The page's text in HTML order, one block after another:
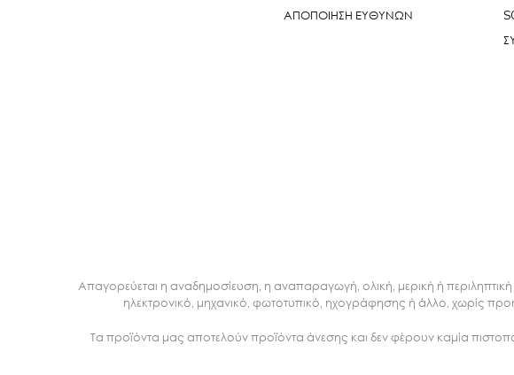
ΑΠΟΠΟΙΗΣΗ ΕΥΘΥΝΩΝ
Απαγορεύεται η αναδημοσίευση, η αναπαραγωγή, ολική, μερική ή
ηλεκτρονικό, μηχανικό, φωτοτυπικό, ηχογράφησης ή άλλο, χωρίς
Τα προϊόντα μας αποτελούν προϊόντα άνεσης και δεν φέρουν καμία